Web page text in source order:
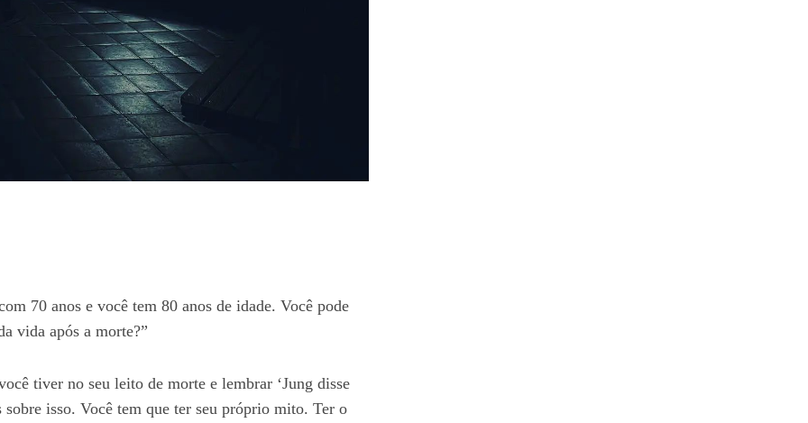
70 anos e você tem 80 anos de idade. Você pode
vida após a morte?”
tiver no seu leito de morte e lembrar ‘Jung disse
isso. Você tem que ter seu próprio mito. Ter o